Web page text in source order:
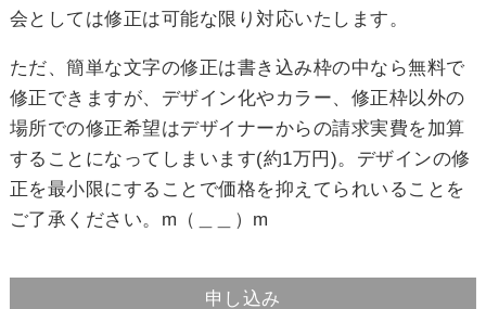
会としては修正は可能な限り対応いたします。
ただ、簡単な文字の修正は書き込み枠の中なら無料で
修正できますが、デザイン化やカラー、修正枠以外の
場所での修正希望はデザイナーからの請求実費を加算
することになってしまいます(約1万円)。デザインの修
正を最小限にすることで価格を抑えてられいることを
ご了承ください。m（＿＿）m
申し込み